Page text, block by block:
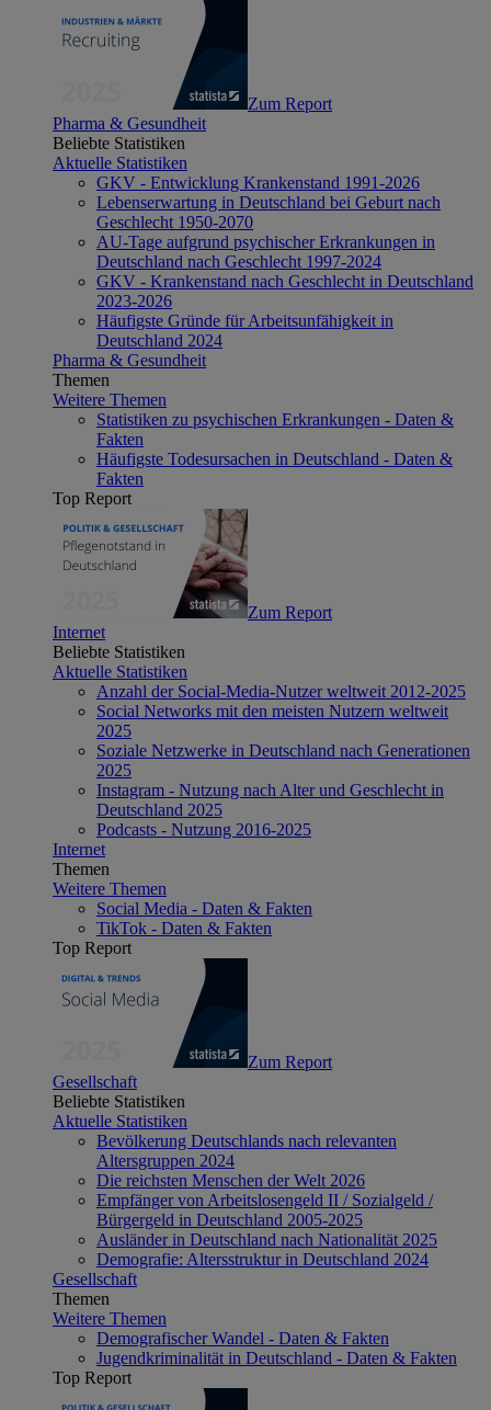
Zum Report
Pharma & Gesundheit
Beliebte Statistiken
Aktuelle Statistiken
GKV - Entwicklung Krankenstand 1991-2026
Lebenserwartung in Deutschland bei Geburt nach
Geschlecht 1950-2070
AU-Tage aufgrund psychischer Erkrankungen in
Deutschland nach Geschlecht 1997-2024
GKV - Krankenstand nach Geschlecht in Deutschland
2023-2026
Häufigste Gründe für Arbeitsunfähigkeit in
Deutschland 2024
Pharma & Gesundheit
Themen
Weitere Themen
Statistiken zu psychischen Erkrankungen - Daten &
Fakten
Häufigste Todesursachen in Deutschland - Daten &
Fakten
Top Report
Zum Report
Internet
Beliebte Statistiken
Aktuelle Statistiken
Anzahl der Social-Media-Nutzer weltweit 2012-2025
Social Networks mit den meisten Nutzern weltweit
2025
Soziale Netzwerke in Deutschland nach Generationen
2025
Instagram - Nutzung nach Alter und Geschlecht in
Deutschland 2025
Podcasts - Nutzung 2016-2025
Internet
Themen
Weitere Themen
Social Media - Daten & Fakten
TikTok - Daten & Fakten
Top Report
Zum Report
Gesellschaft
Beliebte Statistiken
Aktuelle Statistiken
Bevölkerung Deutschlands nach relevanten
Altersgruppen 2024
Die reichsten Menschen der Welt 2026
Empfänger von Arbeitslosengeld II / Sozialgeld /
Bürgergeld in Deutschland 2005-2025
Ausländer in Deutschland nach Nationalität 2025
Demografie: Altersstruktur in Deutschland 2024
Gesellschaft
Themen
Weitere Themen
Demografischer Wandel - Daten & Fakten
Jugendkriminalität in Deutschland - Daten & Fakten
Top Report